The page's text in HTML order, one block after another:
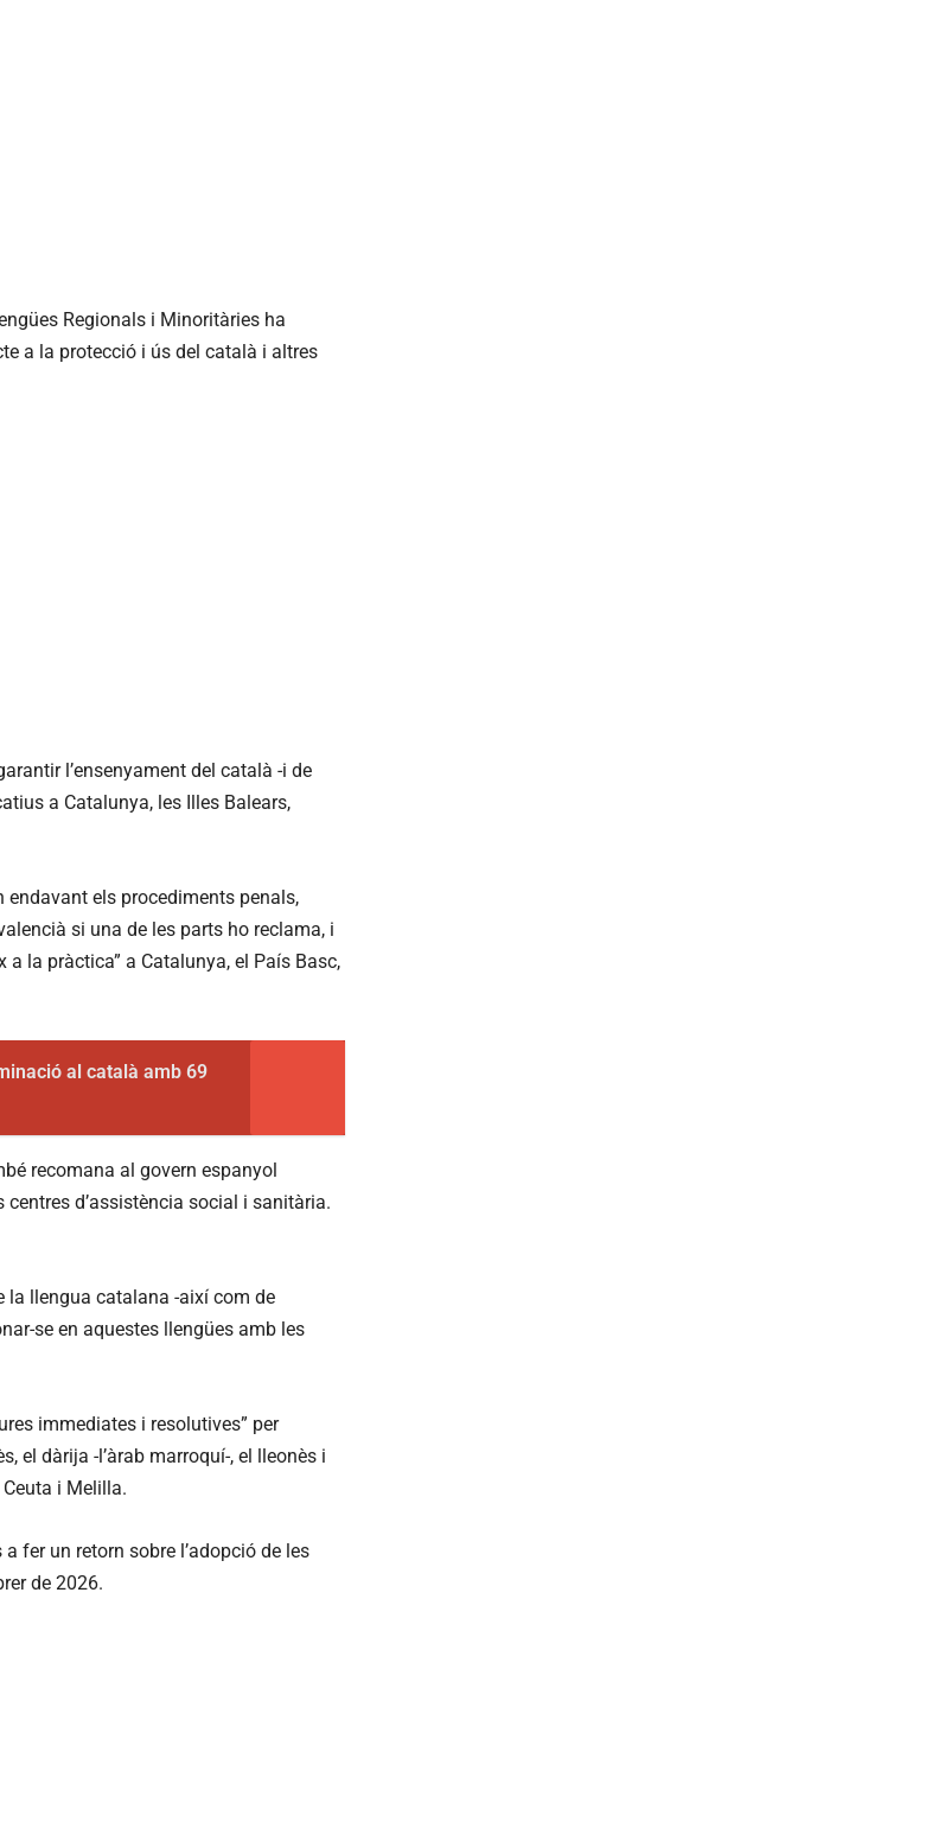
Regionals i Minoritàries ha
a la protecció i ús del català i altres
l’ensenyament del català -i de
a Catalunya, les Illes Balears,
endavant els procediments penals,
si una de les parts ho reclama, i
la pràctica” a Catalunya, el País Basc,
al català amb 69
recomana al govern espanyol
centres d’assistència social i sanitària.
la llengua catalana -així com de
se en aquestes llengües amb les
immediates i resolutives” per
el dàrija -l’àrab marroquí-, el lleonès i
Ceuta i Melilla.
fer un retorn sobre l’adopció de les
de 2026.